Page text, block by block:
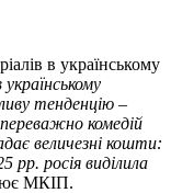
в українському
тенденцію –
переважно комедій
величезні кошти:
росія виділила
МКІП.